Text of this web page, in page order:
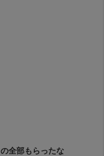
全部もらったな